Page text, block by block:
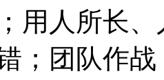
人所长、
团队作战；